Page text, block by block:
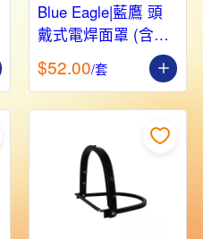
Blue Eagle|藍鷹 頭
戴式電焊面罩 (含透
明鏡片*1&黑玻璃片*
1) 633P
$52.00/套